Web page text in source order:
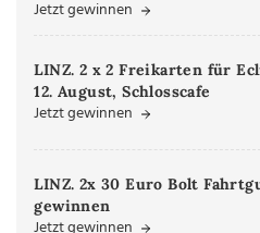
Jetzt gewinnen
LINZ. 2 x 2 Freikarten für
12. August, Schlosscafe
Jetzt gewinnen
LINZ. 2x 30 Euro Bolt
gewinnen